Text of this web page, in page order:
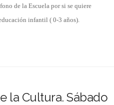
de la Escuela por si se quiere
infantil ( 0-3 años).
la Cultura. Sábado